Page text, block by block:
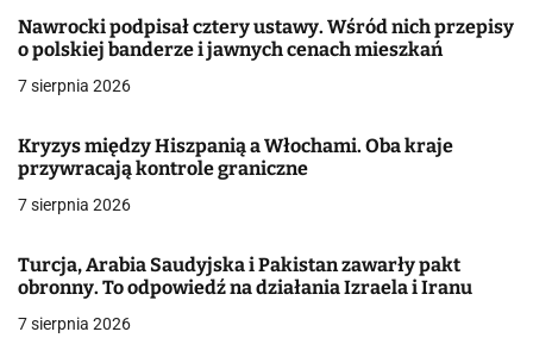
a
c
a
w
i
s
Nawrocki podpisał cztery ustawy. Wśród nich przepisy
o polskiej banderze i jawnych cenach mieszkań
7 sierpnia 2026
Kryzys między Hiszpanią a Włochami. Oba kraje
przywracają kontrole graniczne
7 sierpnia 2026
Turcja, Arabia Saudyjska i Pakistan zawarły pakt
obronny. To odpowiedź na działania Izraela i Iranu
7 sierpnia 2026